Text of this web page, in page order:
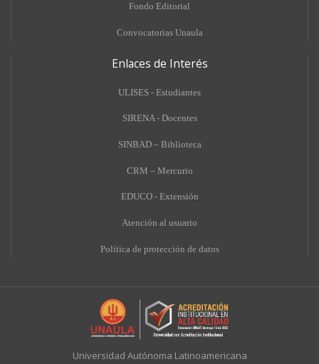
Fondo Editorial
Convocatorias Unaula
Enlaces de Interés
ULISES - Estudiantes
SIRENA - Docentes
SINBAD – Biblioteca
CRM – Mercurio
EDUCO - Extensión
Atención al usuario
Política de protección de datos
Universidad Autónoma Latinoamericana